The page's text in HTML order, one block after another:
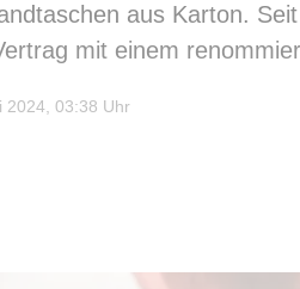
aus Karton.
mit einem
2024, 03:38 Uhr